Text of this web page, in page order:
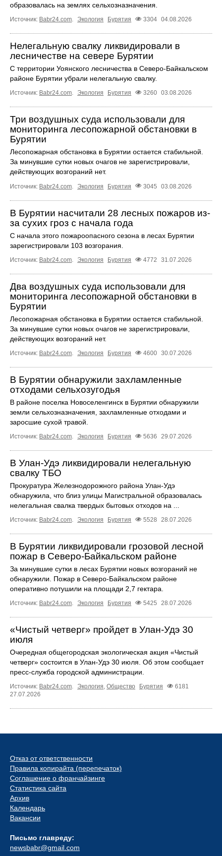
образовалась на землях сельхозназначения.
Источник: Babr24.com. Экология Бурятия 3304 04.08.2026
Нелегальную свалку ликвидировали в
лесничестве на севере Бурятии
С территории Уоянского лесничества в Северо-Байкальском
районе Бурятии убрали нелегальную свалку.
Источник: Babr24.com. Экология Бурятия 3260 03.08.2026
Три воздушных суда использовали для
мониторинга лесопожарной обстановки в
Бурятии
Лесопожарная обстановка в Бурятии остается стабильной.
За минувшие сутки новых очагов не зарегистрировали,
действующих возгораний нет.
Источник: Babr24.com Экология Бурятия 3045 03.08.2026
В Бурятии насчитали 28 лесных пожаров из-
за сухих гроз с начала года
С начала этого пожароопасного сезона в лесах Бурятии
зарегистрировали 103 возгорания.
Источник: Babr24.com Экология Бурятия 4772 31.07.2026
Два воздушных суда использовали для
мониторинга лесопожарной обстановки в
Бурятии
Лесопожарная обстановка в Бурятии остается стабильной.
За минувшие сутки новых очагов не зарегистрировали,
действующих возгораний нет.
Источник: Babr24.com Экология Бурятия 4600 30.07.2026
В Бурятии обнаружили захламленные
отходами сельхозугодья
В районе поселка Новоселенгинск в Бурятии обнаружили
земли сельхозназначения, захламленные отходами и
заросшие сухой травой.
Источник: Babr24.com. Экология Бурятия 5636 29.07.2026
В Улан-Удэ ликвидировали нелегальную
свалку ТБО
Прокуратура Железнодорожного района Улан-Удэ
обнаружила, что близ улицы Магистральной образовалась
нелегальная свалка твердых бытовых отходов на ...
Источник: Babr24.com. Экология Бурятия 5528 28.07.2026
В Бурятии ликвидировали грозовой лесной
пожар в Северо-Байкальском районе
За минувшие сутки в лесах Бурятии новых возгораний не
обнаружили. Пожар в Северо-Байкальском районе
оперативно потушили на площади 2,7 гектара.
Источник: Babr24.com. Экология Бурятия 5425 28.07.2026
«Чистый четверг» пройдет в Улан-Удэ 30
июля
Очередная общегородская экологическая акция «Чистый
четверг» состоится в Улан-Удэ 30 июля. Об этом сообщает
пресс-служба городской администрации.
Источник: Babr24.com. Экология, Общество Бурятия
6181
27.07.2026
Отказ от ответственности
Правила копирайта (перепечаток)
Соглашение о франчайзинге
Статистика сайта
Архив
Календарь
Вакансии
Письмо главреду:
newsbabr@gmail.com